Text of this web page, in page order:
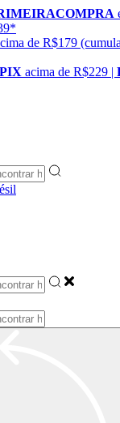
de R$179
acima de R$229 |